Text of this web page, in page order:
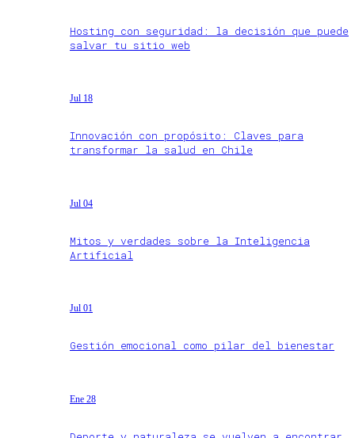
Hosting con seguridad: la decisión que puede
salvar tu sitio web
Jul 18
Innovación con propósito: Claves para
transformar la salud en Chile
Jul 04
Mitos y verdades sobre la Inteligencia
Artificial
Jul 01
Gestión emocional como pilar del bienestar
Ene 28